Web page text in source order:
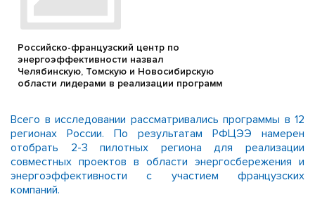
Российско-французский центр по
энергоэффективности назвал
Челябинскую, Томскую и Новосибирскую
области лидерами в реализации программ
Всего в исследовании рассматривались программы в 12
регионах России. По результатам РФЦЭЭ намерен
отобрать 2-3 пилотных региона для реализации
совместных проектов в области энергосбережения и
энергоэффективности с участием французских
компаний.